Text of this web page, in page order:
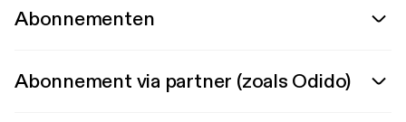
Abonnementen
Abonnement via partner (zoals Odido)